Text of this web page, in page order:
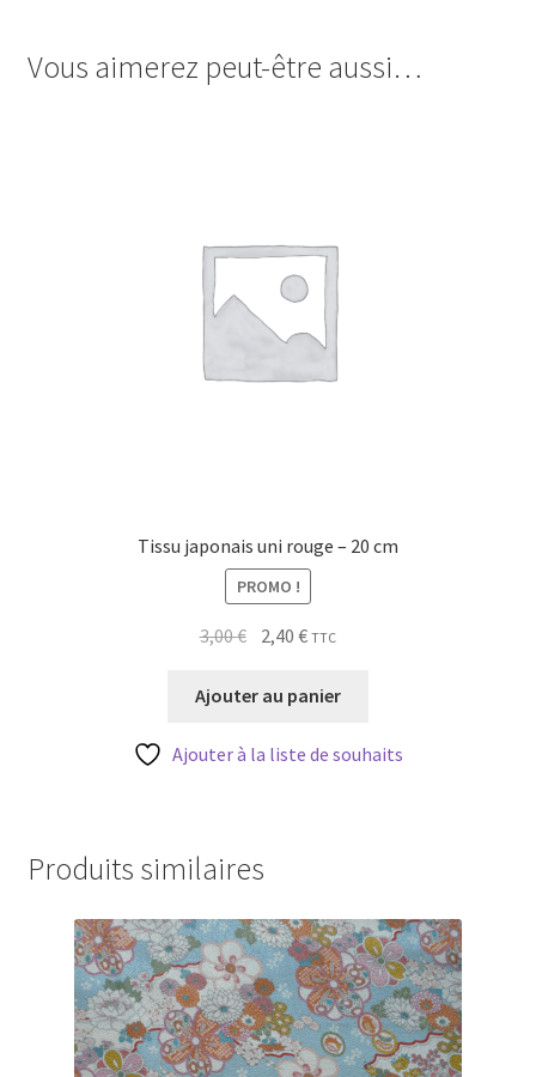
Vous aimerez peut-être aussi…
Tissu japonais uni rouge – 20 cm
PROMO !
3,00€ Le
initial
3,00 €.
2,40€Le
actuel
2,40 €.
TTC
Ajouter au panier
Ajouter à la liste de souhaits
Produits similaires